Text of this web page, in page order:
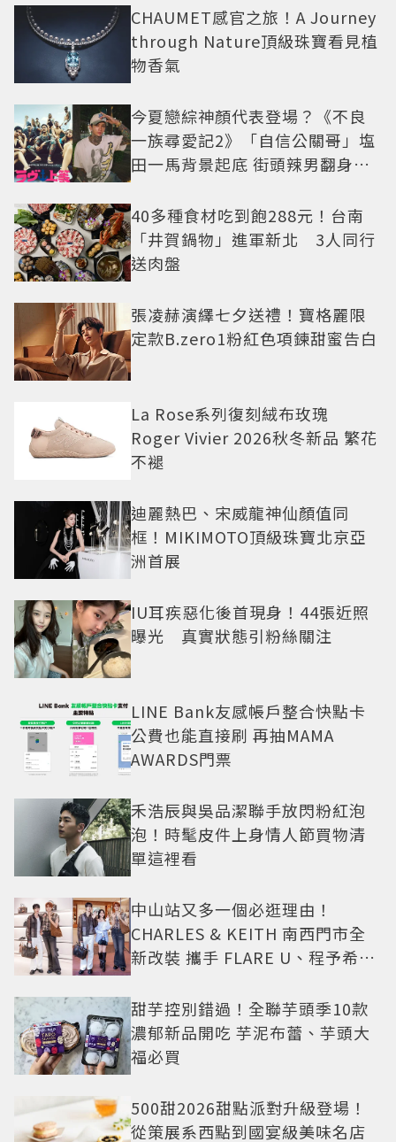
CHAUMET感官之旅！A Journey
through Nature頂級珠寶看見植
物香氣
今夏戀綜神顏代表登場？《不良
一族尋愛記2》「自信公關哥」塩
田一馬背景起底 街頭辣男翻身當
40多種食材吃到飽288元！台南
「井賀鍋物」進軍新北 3人同行
送肉盤
張凌赫演繹七夕送禮！寶格麗限
定款B.zero1粉紅色項鍊甜蜜告白
La Rose系列復刻絨布玫瑰
Roger Vivier 2026秋冬新品 繁花
不褪
迪麗熱巴、宋威龍神仙顏值同
框！MIKIMOTO頂級珠寶北京亞
洲首展
IU耳疾惡化後首現身！44張近照
曝光 真實狀態引粉絲關注
LINE Bank友感帳戶整合快點卡
公費也能直接刷 再抽MAMA
AWARDS門票
禾浩辰與吳品潔聯手放閃粉紅泡
泡！時髦皮件上身情人節買物清
單這裡看
中山站又多一個必逛理由！
CHARLES & KEITH 南西門市全
新改裝 攜手 FLARE U、程予希演
甜芋控別錯過！全聯芋頭季10款
濃郁新品開吃 芋泥布蕾、芋頭大
福必買
500甜2026甜點派對升級登場！
從策展系西點到國宴級美味名店